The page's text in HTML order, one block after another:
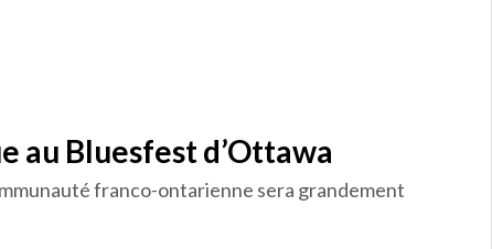
au Bluesfest d’Ottawa
franco-ontarienne sera grandement